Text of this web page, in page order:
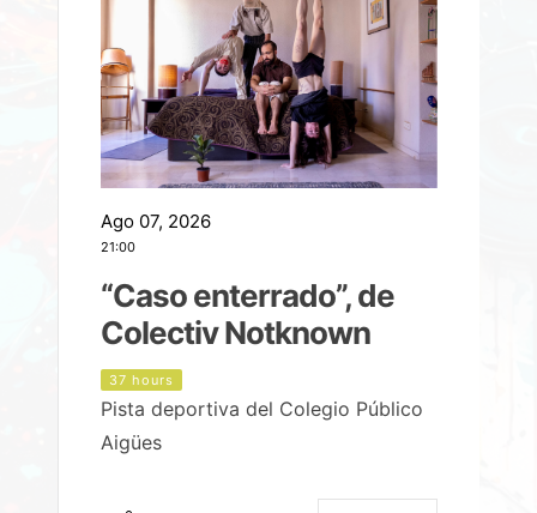
Ago 07, 2026
21:00
“Caso enterrado”, de
Colectiv Notknown
37 hours
Pista deportiva del Colegio Público
Aigües